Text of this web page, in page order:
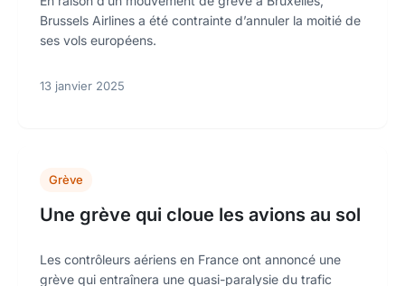
Brussels Airlines a été contrainte d’annuler la moitié de
ses vols européens.
13 janvier 2025
Grève
Une grève qui cloue les avions au sol
Les contrôleurs aériens en France ont annoncé une
grève qui entraînera une quasi-paralysie du trafic